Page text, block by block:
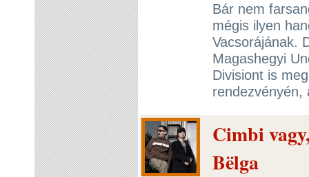
Bár nem
mégis ilyen
Vacsorájának.
Magashegyi
Divisiont is
Cimbi
Bëlga